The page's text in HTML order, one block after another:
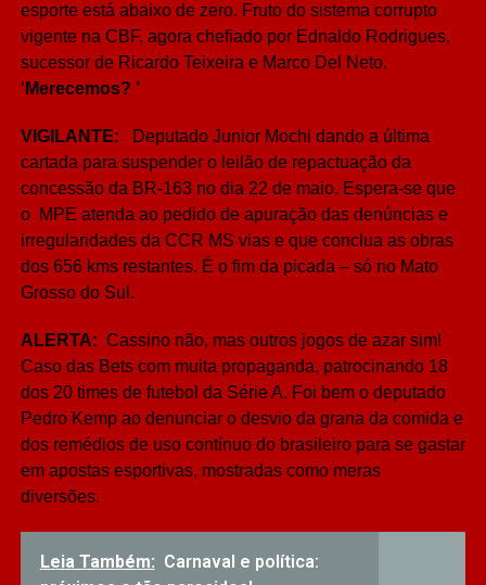
esporte está abaixo de zero. Fruto do sistema corrupto
vigente na CBF, agora chefiado por Ednaldo Rodrigues,
sucessor de Ricardo Teixeira e Marco Del Neto.
‘ Merecemos? ’
VIGILANTE:
Deputado Junior Mochi dando a última
cartada para suspender o leilão de repactuação da
concessão da BR-163 no dia 22 de maio. Espera-se que
o MPE atenda ao pedido de apuração das denúncias e
irregularidades da CCR MS vias e que conclua as obras
dos 656 kms restantes. É o fim da picada – só no Mato
Grosso do Sul.
ALERTA: Cassino não, mas outros jogos de azar sim!
Caso das Bets com muita propaganda, patrocinando 18
dos 20 times de futebol da Série A. Foi bem o deputado
Pedro Kemp ao denunciar o desvio da grana da comida e
dos remédios de uso contínuo do brasileiro para se gastar
em apostas esportivas, mostradas como meras
diversões.
Leia Também: Carnaval e política: